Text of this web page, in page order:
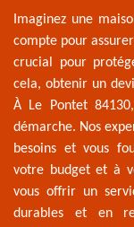
Imaginez une
compte pour
crucial pour
cela, obtenir un
À Le Pontet
démarche. Nos
besoins et vous
votre budget et à
vous offrir un
durables et en